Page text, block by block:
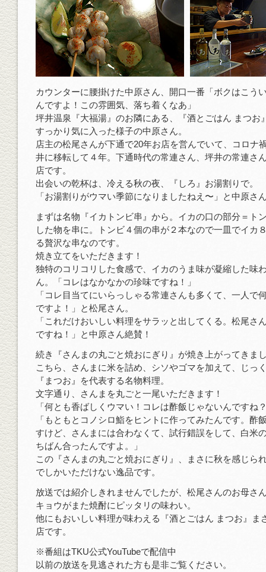
カウンターに腰掛けた中原さん、開口一番「ボクはこう
んですよ！この雰囲気、落ち着くなあ」
坪井温泉『大福湯』のお隣にある、『酒とごはん まつお
すっかり気に入った様子の中原さん。
店主の松尾さんが下通で20年お店を営んでいて、コロナ
井に移転して４年。下通時代の常連さん、坪井の常連さ
店です。
出会いの乾杯は、冷える秋の夜、『しろ』お湯割りで。
「お湯割りがウマい季節になりましたねえ〜」と中原さ
まずは名物『イカトンビ串』から。イカの口の部分＝ト
した物を串に。トンビ４個の串が２本なので一皿でイカ
る贅沢な串なのです。
焼き立てをいただきます！
独特のコリコリした食感で、イカのうま味が凝縮した味
ん。「コレはなかなかの珍味ですね！」
「コレ目当てにいらっしゃる常連さんも多くて、一人で
ですよ！」と松尾さん。
「これだけおいしい料理をサラッと出してくる。松尾さ
ですね！」と中原さん絶賛！
続き『さんまの丸ごと焼おにぎり』が焼き上がってきま
こちら、さんまに米を詰め、シソやゴマを加えて、じっ
『まつお』を代表する名物料理。
文字通り、さんまを丸ごと一尾いただきます！
「何とも香ばしくウマい！コレは酢飯じゃないんですね
「もともとコノシロ鮨をヒントに作ってみたんです。酢
すけど、さんまには合わなくて、試行錯誤をして、白米
ちばん合ったんですよ。」
この『さんまの丸ごと焼おにぎり』、まさに秋を感じら
でしかいただけない逸品です。
放送では紹介しきれませんでしたが、松尾さんのお母さ
キョウがまた焼酎にピッタリの味わい。
他にもおいしい料理が味わえる『酒とごはん まつお』ま
店です。
※番組はTKU公式YouTubeで配信中
以前の放送を見逃された方も是非ご覧ください。